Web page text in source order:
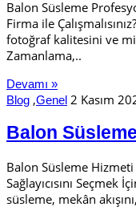
Balon Süsleme
Firma ile
fotoğraf kalitesini ve
Zamanlama,..
Devamı »
Blog ,Genel 2 Kasım
Balon
Balon Süsleme
Sağlayıcısını
süsleme, mekân